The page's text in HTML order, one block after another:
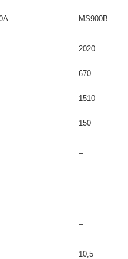
MS900B
2020
670
1510
150
–
–
–
10,5